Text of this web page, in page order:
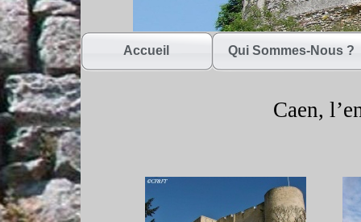
Accueil Qui Sommes-Nous ?
Caen,